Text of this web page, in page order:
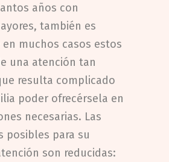
años con
también es
muchos casos estos
una atención tan
resulta complicado
poder ofrecérsela en
necesarias. Las
posibles para su
son reducidas: